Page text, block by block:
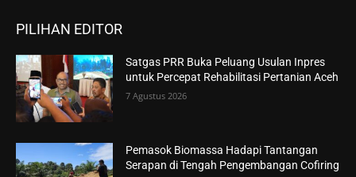
PILIHAN EDITOR
Satgas PRR Buka Peluang Usulan Inpres
untuk Percepat Rehabilitasi Pertanian Aceh
7 Agustus 2026
Pemasok Biomassa Hadapi Tantangan
Serapan di Tengah Pengembangan Cofiring